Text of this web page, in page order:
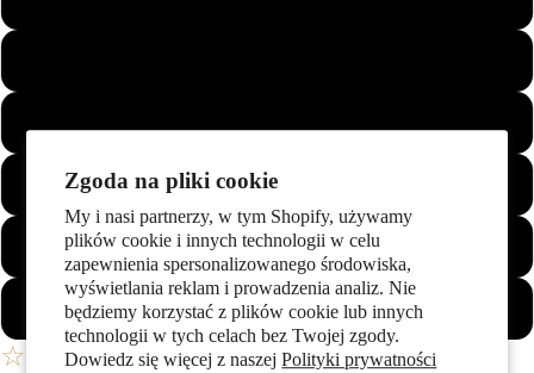
Zgoda na pliki cookie
My i nasi partnerzy, w tym Shopify, używamy
plików cookie i innych technologii w celu
zapewnienia spersonalizowanego środowiska,
wyświetlania reklam i prowadzenia analiz. Nie
będziemy korzystać z plików cookie lub innych
technologii w tych celach bez Twojej zgody.
Dowiedz się więcej z naszejPolityki prywatności
66
67
68
☆ Twoja Lista Życzeń